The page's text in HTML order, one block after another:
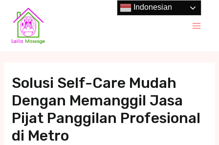
content
Solusi Self-Care Mudah
Dengan Memanggil Jasa
Pijat Panggilan Profesional
di Metro
Indonesian